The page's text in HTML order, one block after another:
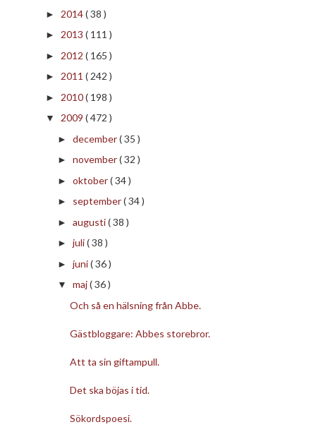
► 2014( 38 )
► 2013 ( 111 )
► 2012 ( 165 )
► 2011 ( 242 )
► 2010( 198 )
▼ 2009 ( 472 )
► december( 35 )
► november( 32 )
► oktober( 34 )
► september( 34 )
► augusti( 38 )
► juli( 38 )
► juni( 36 )
▼ maj( 36 )
Och så en hälsning från Abbe.
Gästbloggare: Abbes storebror.
Att ta sin giftampull.
Det ska böjas i tid.
Sökordspoesi.